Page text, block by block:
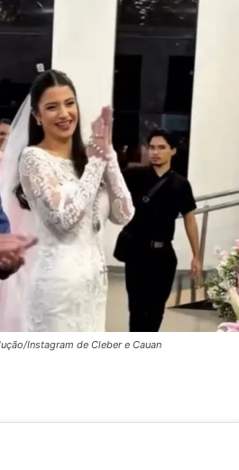
Instagram de Cleber e Cauan